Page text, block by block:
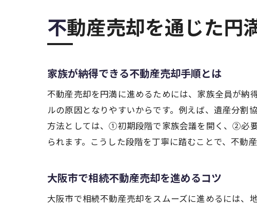
不動産売却を通じた
家族が納得できる不動産売却手順とは
不動産売却を円満に進めるためには、家族全員が納
ルの原因となりやすいからです。例えば、遺産分割
方法としては、①初期段階で家族会議を開く、②必
られます。こうした段階を丁寧に踏むことで、不動
大阪市で相続不動産売却を進めるコツ
大阪市で相続不動産売却をスムーズに進めるには、